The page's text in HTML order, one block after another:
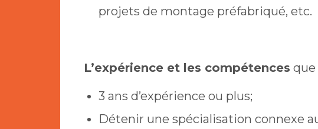
projets de montage préfabriqué, etc.
L’expérience et les compétences que
3 ans d’expérience ou plus;
Détenir une spécialisation connexe